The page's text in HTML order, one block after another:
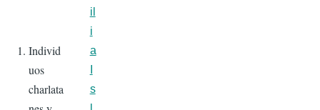
Individ
uos
charlata
il
i
a
s